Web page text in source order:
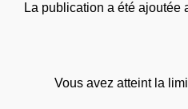
La publication a été ajoutée
Vous avez atteint la